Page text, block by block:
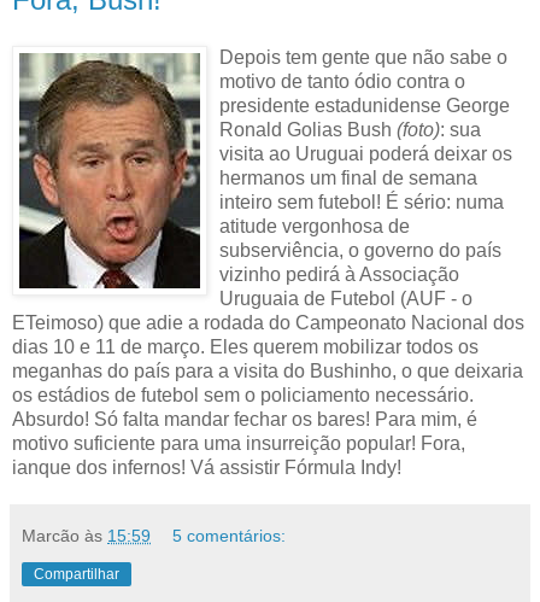
Depois tem gente que não sabe o
motivo de tanto ódio contra o
presidente estadunidense George
Ronald Golias Bush (foto): sua
visita ao Uruguai poderá deixar os
hermanos um final de semana
inteiro sem futebol! É sério: numa
atitude vergonhosa de
subserviência, o governo do país
vizinho pedirá à Associação
Uruguaia de Futebol (AUF - o
ETeimoso) que adie a rodada do Campeonato Nacional dos
dias 10 e 11 de março. Eles querem mobilizar todos os
meganhas do país para a visita do Bushinho, o que deixaria
os estádios de futebol sem o policiamento necessário.
Absurdo! Só falta mandar fechar os bares! Para mim, é
motivo suficiente para uma insurreição popular! Fora,
ianque dos infernos! Vá assistir Fórmula Indy!
Marcão às 15:59 5 comentários:
Compartilhar